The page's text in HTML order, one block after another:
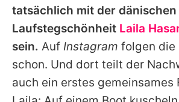
tatsächlich mit der dänischen
Laufstegschönheit Laila
sein. Auf Instagram folgen die
schon. Und dort teilt der
auch ein erstes gemeinsames